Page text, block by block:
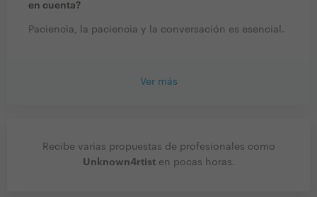
en cuenta?
Paciencia, la paciencia y la conversación es esencial.
Ver más
Recibe varias propuestas de profesionales como
Unknown4rtisten pocas horas.